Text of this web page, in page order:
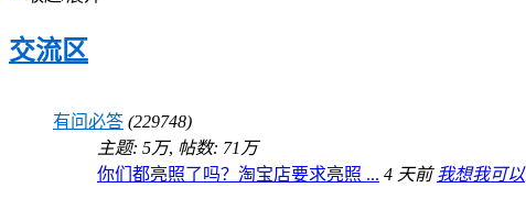
交流区
有问必答 (229748)
主题: 5万, 帖数: 71万
你们都亮照了吗？淘宝店要求亮照 ... 4 天前 我想我可以